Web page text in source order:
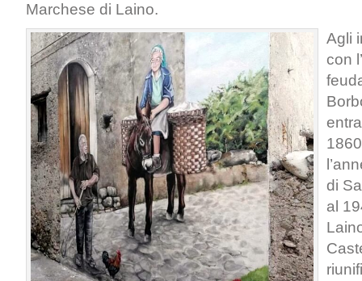
Marchese di Laino.
Agli
con
di
al